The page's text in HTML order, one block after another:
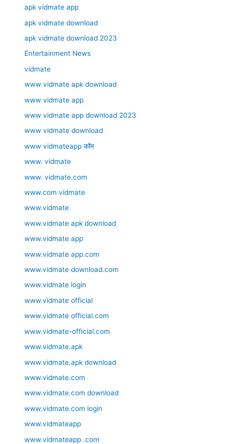
apk vidmate app
apk vidmate download
apk vidmate download 2023
Entertainment News
vidmate
www vidmate apk download
www vidmate app
www vidmate app download 2023
www vidmate download
www vidmateapp कॉम
www. vidmate
www. vidmate.com
www.com vidmate
www.vidmate
www.vidmate apk download
www.vidmate app
www.vidmate app.com
www.vidmate download.com
www.vidmate login
www.vidmate official
www.vidmate official.com
www.vidmate-official.com
www.vidmate.apk
www.vidmate.apk download
www.vidmate.com
www.vidmate.com download
www.vidmate.com login
www.vidmateapp
www.vidmateapp .com